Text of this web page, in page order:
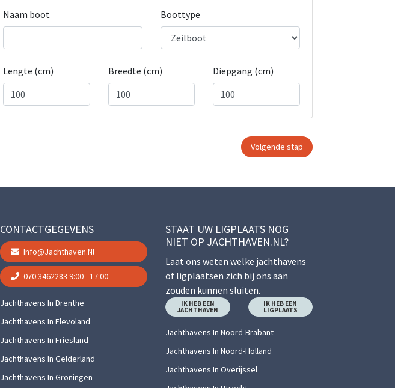
Naam boot
Boottype
Lengte (cm) Breedte (cm) Diepgang (cm)
CONTACTGEGEVENS
Info@jachthaven.nl
070 3462283 9:00 - 17:00
Jachthavens In Drenthe
Jachthavens In Flevoland
Jachthavens In Friesland
Jachthavens In Gelderland
Jachthavens In Groningen
STAAT UW LIGPLAATS NOG
NIET OP JACHTHAVEN.NL?
Laat ons weten welke jachthavens
of ligplaatsen zich bij ons aan
zouden kunnen sluiten.
IK HEB EEN
JACHTHAVEN
IK HEB EEN
LIGPLAATS
Jachthavens In Noord-Brabant
Jachthavens In Noord-Holland
Jachthavens In Overijssel